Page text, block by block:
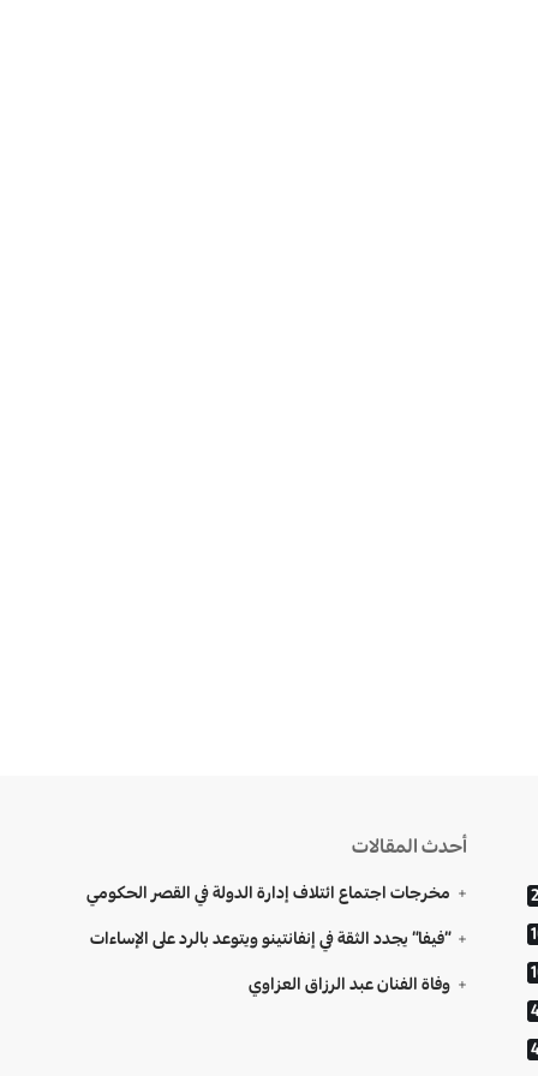
أحدث المقالات
مخرجات اجتماع ائتلاف إدارة الدولة في القصر الحكومي
“فيفا” يجدد الثقة في إنفانتينو ويتوعد بالرد على الإساءات
وفاة الفنان عبد الرزاق العزاوي